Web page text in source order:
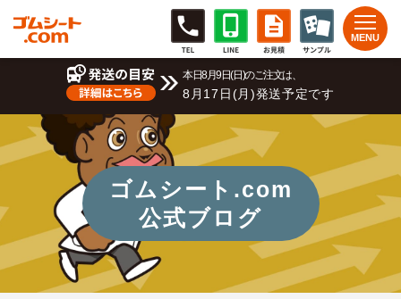
本日8月9日(日)のご注文は、
8月17日(月)発送予定です
ゴムシート.com
公式ブログ